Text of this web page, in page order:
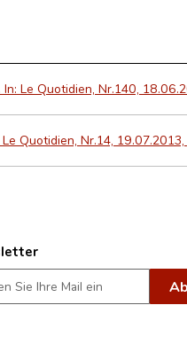
Le Quotidien, Nr.140,
Quotidien, Nr.14,